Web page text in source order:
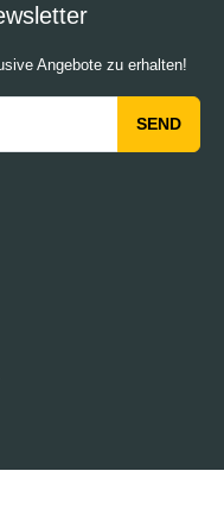
Angebote zu erhalten!
SEND